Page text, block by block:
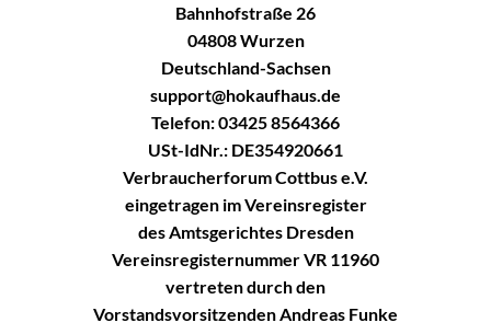
Bahnhofstraße 26
04808 Wurzen
Deutschland-Sachsen
support@hokaufhaus.de
Telefon: 03425 8564366
USt-IdNr.: DE354920661
Verbraucherforum Cottbus e.V.
eingetragen im Vereinsregister
des Amtsgerichtes Dresden
Vereinsregisternummer VR 11960
vertreten durch den
Vorstandsvorsitzenden Andreas Funke